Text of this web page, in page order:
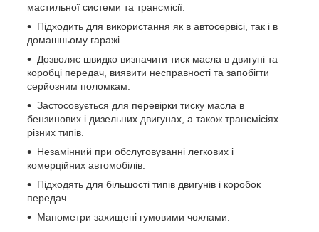
мастильної системи та трансмісії.
Підходить для використання як в автосервісі, так і в
домашньому гаражі.
Дозволяє швидко визначити тиск масла в двигуні та
коробці передач, виявити несправності та запобігти
серйозним поломкам.
Застосовується для перевірки тиску масла в
бензинових і дизельних двигунах, а також трансмісіях
різних типів.
Незамінний при обслуговуванні легкових і
комерційних автомобілів.
Підходять для більшості типів двигунів і коробок
передач.
Манометри захищені гумовими чохлами.